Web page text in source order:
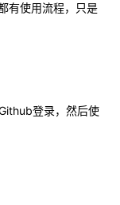
有使用流程，只是
登录，然后使